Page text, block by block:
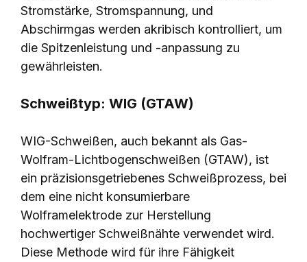
Stromstärke, Stromspannung, und
Abschirmgas werden akribisch kontrolliert, um
die Spitzenleistung und -anpassung zu
gewährleisten.
Schweißtyp: WIG (GTAW)
WIG-Schweißen, auch bekannt als Gas-
Wolfram-Lichtbogenschweißen (GTAW), ist
ein präzisionsgetriebenes Schweißprozess, bei
dem eine nicht konsumierbare
Wolframelektrode zur Herstellung
hochwertiger Schweißnähte verwendet wird.
Diese Methode wird für ihre Fähigkeit